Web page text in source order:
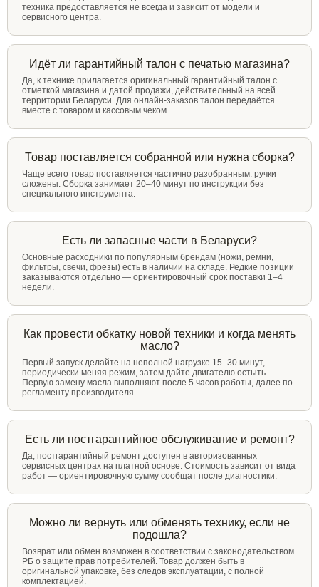
техника предоставляется не всегда и зависит от модели и
сервисного центра.
Идёт ли гарантийный талон с печатью магазина?
Да, к технике прилагается оригинальный гарантийный талон с
отметкой магазина и датой продажи, действительный на всей
территории Беларуси. Для онлайн-заказов талон передаётся
вместе с товаром и кассовым чеком.
Товар поставляется собранной или нужна сборка?
Чаще всего товар поставляется частично разобранным: ручки
сложены. Сборка занимает 20–40 минут по инструкции без
специального инструмента.
Есть ли запасные части в Беларуси?
Основные расходники по популярным брендам (ножи, ремни,
фильтры, свечи, фрезы) есть в наличии на складе. Редкие позиции
заказываются отдельно — ориентировочный срок поставки 1–4
недели.
Как провести обкатку новой техники и когда менять
масло?
Первый запуск делайте на неполной нагрузке 15–30 минут,
периодически меняя режим, затем дайте двигателю остыть.
Первую замену масла выполняют после 5 часов работы, далее по
регламенту производителя.
Есть ли постгарантийное обслуживание и ремонт?
Да, постгарантийный ремонт доступен в авторизованных
сервисных центрах на платной основе. Стоимость зависит от вида
работ — ориентировочную сумму сообщат после диагностики.
Можно ли вернуть или обменять технику, если не
подошла?
Возврат или обмен возможен в соответствии с законодательством
РБ о защите прав потребителей. Товар должен быть в
оригинальной упаковке, без следов эксплуатации, с полной
комплектацией.